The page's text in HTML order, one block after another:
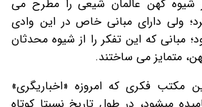
شیوه کهن عالمان شیعی را مطرح می‏
ولی دارای مبانی خاص در این وادی
مبانی که این تفکر را از شیوه محدثان
متمایز می‏ ساختند.
مکتب فکری که امروزه «اخباریگری»